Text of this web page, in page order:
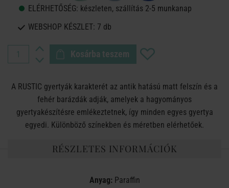
ELÉRHETŐSÉG: készleten, szállítás 2-5 munkanap
WEBSHOP KÉSZLET: 7 db
Kosárba teszem
A RUSTIC gyertyák karakterét az antik hatású matt felszín és a
fehér barázdák adják, amelyek a hagyományos
gyertyakészítésre emlékeztetnek, így minden egyes gyertya
egyedi. Különböző színekben és méretben elérhetőek.
RÉSZLETES INFORMÁCIÓK
Anyag:Paraffin